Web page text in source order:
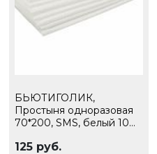
БЬЮТИГОЛИК,
Простыня одноразовая
70*200, SMS, белый 10
125 руб.